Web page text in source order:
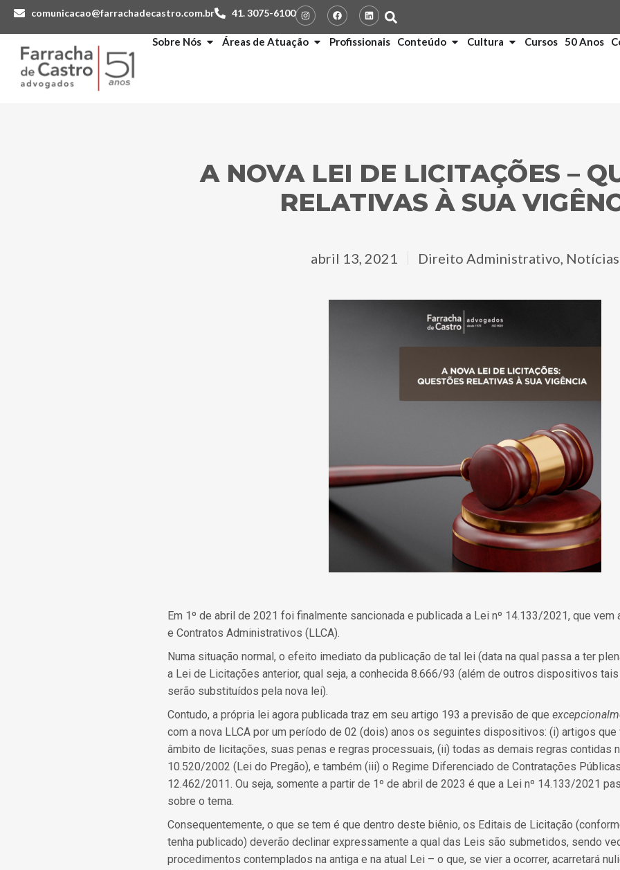
comunicacao@farrachadecastro.com.br 41. 3075-6100
Sobre Nós Áreas de Atuação Profissionais Conteúdo Cultura Cursos 50 Anos
A NOVA LEI DE LICITAÇÕES –
RELATIVAS À SUA
abril 13, 2021 Direito Administrativo, Notícias
Em 1º de abril de 2021 foi finalmente sancionada e publicada a Lei nº 14.133/2021, que
e Contratos Administrativos (LLCA).
Numa situação normal, o efeito imediato da publicação de tal lei (data na qual passa a ter
a Lei de Licitações anterior, qual seja, a conhecida 8.666/93 (além de outros dispositivos
serão substituídos pela nova lei).
Contudo, a própria lei agora publicada traz em seu artigo 193 a previsão de que
com a nova LLCA por um período de 02 (dois) anos os seguintes dispositivos: (i) artigos
âmbito de licitações, suas penas e regras processuais, (ii) todas as demais regras contidas
10.520/2002 (Lei do Pregão), e também (iii) o Regime Diferenciado de Contratações
12.462/2011. Ou seja, somente a partir de 1º de abril de 2023 é que a Lei nº 14.133/2021
sobre o tema.
Consequentemente, o que se tem é que dentro deste biênio, os Editais de Licitação
tenha publicado) deverão declinar expressamente a qual das Leis são submetidos, sendo
procedimentos contemplados na antiga e na atual Lei – o que, se vier a ocorrer, acarretará